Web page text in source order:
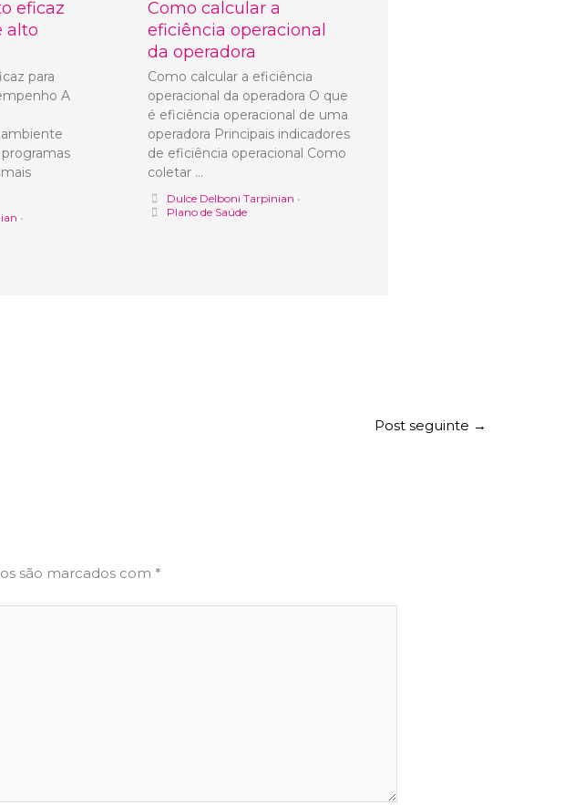
eficaz
alto
para
A
•
Como calcular a
eficiência operacional
da operadora
Como calcular a eficiência
operacional da operadora O que
é eficiência operacional de uma
operadora Principais indicadores
de eficiência operacional Como
coletar …
Dulce Delboni Tarpinian •
Plano de Saúde
Post seguinte →
são marcados com *